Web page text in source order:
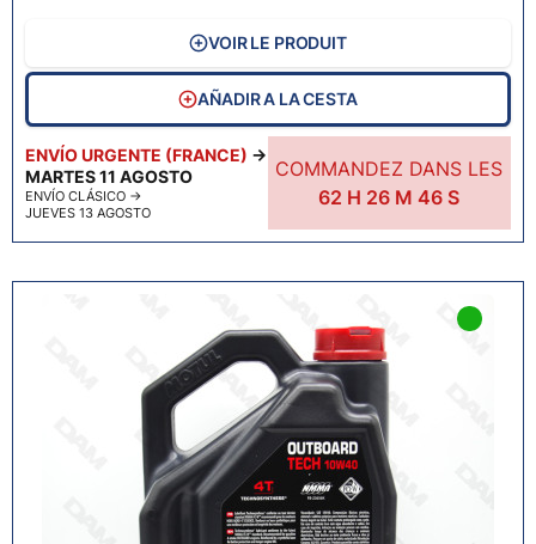
ENVÍO URGENTE (FRANCE) →
MARTES 11 AGOSTO
ENVÍO CLÁSICO →
JUEVES 13 AGOSTO
COMMANDEZ DANS LES
62 H 26 M45 S
VOIR LE PRODUIT
AÑADIR A LA CESTA